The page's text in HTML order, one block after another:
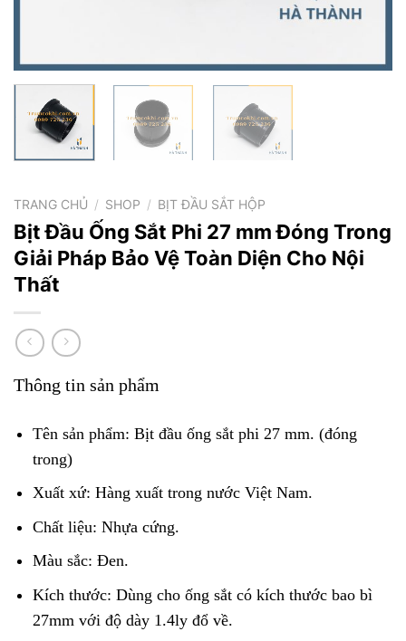
TRANG CHỦ / SHOP / BỊT ĐẦU SẮT HỘP
Bịt Đầu Ống Sắt Phi 27 mm Đóng Trong
Giải Pháp Bảo Vệ Toàn Diện Cho Nội
Thất
Thông tin sản phẩm
Tên sản phẩm: Bịt đầu ống sắt phi 27 mm. (đóng
trong)
Xuất xứ: Hàng xuất trong nước Việt Nam.
Chất liệu: Nhựa cứng.
Màu sắc: Đen.
Kích thước: Dùng cho ống sắt có kích thước bao bì
27mm với độ dày 1.4ly đổ về.